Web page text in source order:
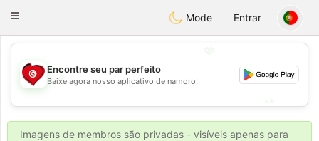
Tunisia Dating
Toggle
Mode Entrar
💖
💕
Encontre seu par perfeito
Baixe agora nosso aplicativo de namoro!
Imagens de membros são privadas - visíveis apenas para